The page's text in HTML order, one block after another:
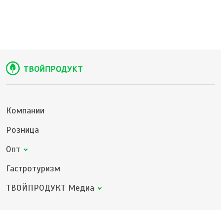
Компании
Розница
Опт
Гастротуризм
ТВОЙПРОДУКТ Медиа